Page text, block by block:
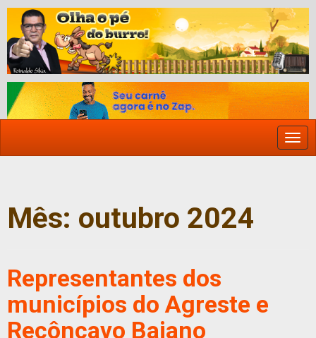
Mês: outubro 2024
Representantes dos
municípios do Agreste e
Recôncavo Baiano